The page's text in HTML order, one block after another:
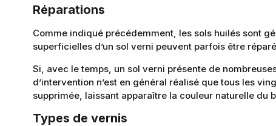
Réparations
Comme indiqué précédemment, les sols huilés sont
superficielles d’un sol verni peuvent parfois être
Si, avec le temps, un sol verni présente de
d’intervention n’est en général réalisé que tous les
supprimée, laissant apparaître la couleur naturelle du
Types de vernis